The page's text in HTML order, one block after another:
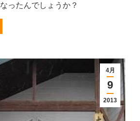
ったんでしょうか？
4月
9
2013